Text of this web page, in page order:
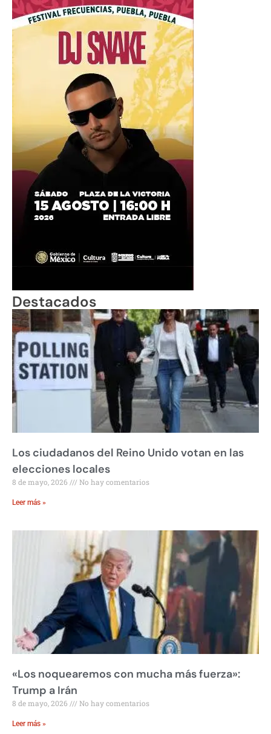
Destacados
Los ciudadanos del Reino Unido votan en las
elecciones locales
8 de mayo, 2026 No hay comentarios
Leer más »
«Los noquearemos con mucha más fuerza»:
Trump a Irán
8 de mayo, 2026 No hay comentarios
Leer más »